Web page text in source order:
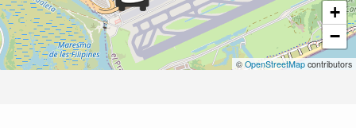
+
−
©OpenStreetMap contributors